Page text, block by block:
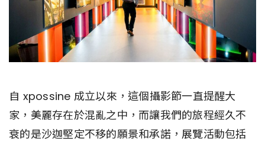
自 xpossine 成立以來，這個攝影節一直提醒大
家，美麗存在於混亂之中，而讓我們的旅程經久不
衰的是沙迦堅定不移的願景和承諾，展覽活動包括